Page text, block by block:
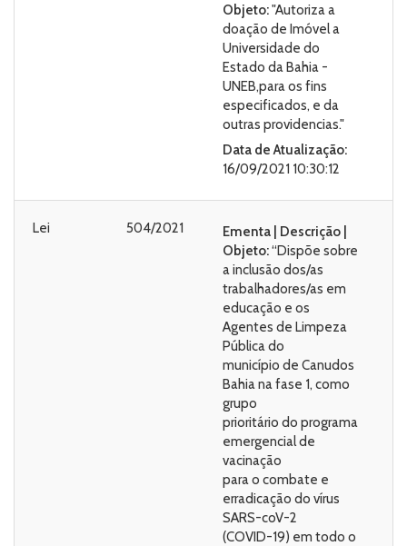
Objeto:"Autoriza a
doação de Imóvel a
Universidade do
Estado da Bahia -
UNEB,para os fins
especificados, e da
outras providencias."
Data de Atualização:
16/09/2021 10:30:12
Lei 504/2021
Ementa | Descrição |
Objeto:“Dispõe sobre
a inclusão dos/as
trabalhadores/as em
educação e os
Agentes de Limpeza
Pública do
município de Canudos
Bahia na fase 1, como
grupo
prioritário do programa
emergencial de
vacinação
para o combate e
erradicação do vírus
SARS-coV-2
(COVID-19) em todo o